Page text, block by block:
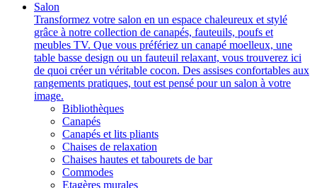
Salon
Transformez votre salon en un espace chaleureux et stylé
grâce à notre collection de canapés, fauteuils, poufs et
meubles TV. Que vous préfériez un canapé moelleux, une
table basse design ou un fauteuil relaxant, vous trouverez ici
de quoi créer un véritable cocon. Des assises confortables aux
rangements pratiques, tout est pensé pour un salon à votre
image.
Bibliothèques
Canapés
Canapés et lits pliants
Chaises de relaxation
Chaises hautes et tabourets de bar
Commodes
Etagères murales